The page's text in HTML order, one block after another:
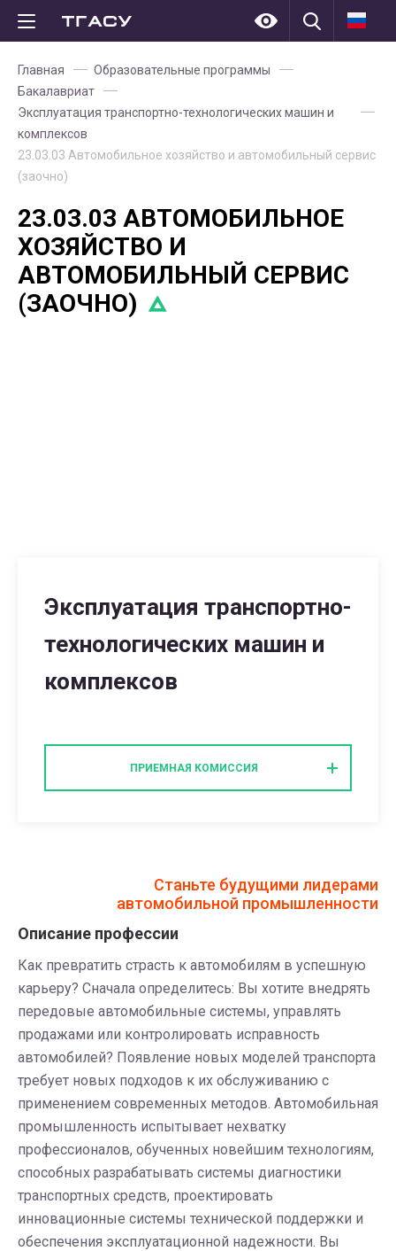
Главная
Образовательные программы
Бакалавриат
Эксплуатация транспортно-технологических машин и
комплексов
23.03.03 Автомобильное хозяйство и автомобильный сервис
(заочно)
23.03.03 АВТОМОБИЛЬНОЕ
ХОЗЯЙСТВО И
АВТОМОБИЛЬНЫЙ СЕРВИС
(ЗАОЧНО)
Эксплуатация транспортно-
технологических машин и
комплексов
ПРИЕМНАЯ КОМИССИЯ
Станьте будущими лидерами
автомобильной промышленности
Описание профессии
Как превратить страсть к автомобилям в успешную
карьеру? Сначала определитесь: Вы хотите внедрять
передовые автомобильные системы, управлять
продажами или контролировать исправность
автомобилей? Появление новых моделей транспорта
требует новых подходов к их обслуживанию с
применением современных методов. Автомобильная
промышленность испытывает нехватку
профессионалов, обученных новейшим технологиям,
способных разрабатывать системы диагностики
транспортных средств, проектировать
инновационные системы технической поддержки и
обеспечения эксплуатационной надежности. Вы